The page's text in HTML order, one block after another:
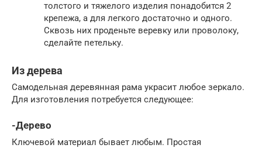
толстого и тяжелого изделия понадобится 2
крепежа, а для легкого достаточно и одного.
Сквозь них проденьте веревку или проволоку,
сделайте петельку.
Из дерева
Самодельная деревянная рама украсит любое зеркало.
Для изготовления потребуется следующее:
-Дерево
Ключевой материал бывает любым. Простая